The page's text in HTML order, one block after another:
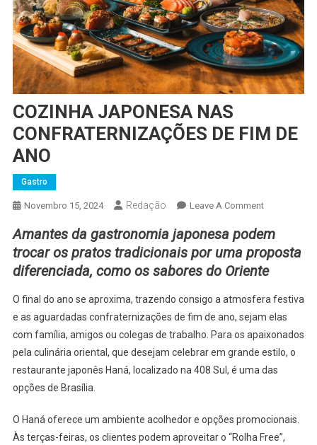
COZINHA JAPONESA NAS
CONFRATERNIZAÇÕES DE FIM DE
ANO
Gastro
Novembro 15, 2024 Redação Leave A CommentOn
JAPONESA
NAS
FIM
DE
ANO
Amantes da gastronomia japonesa podem
trocar os pratos tradicionais por uma proposta
diferenciada, como os sabores do Oriente
O final do ano se aproxima, trazendo consigo a atmosfera festiva
e as aguardadas confraternizações de fim de ano, sejam elas
com família, amigos ou colegas de trabalho. Para os apaixonados
pela culinária oriental, que desejam celebrar em grande estilo, o
restaurante japonês Haná, localizado na 408 Sul, é uma das
opções de Brasília.
O Haná oferece um ambiente acolhedor e opções promocionais.
Às terças-feiras, os clientes podem aproveitar o “Rolha Free”,